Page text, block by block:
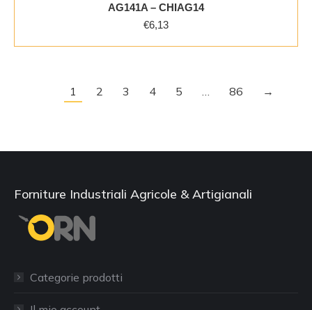
AG141A – CHIAG14
€6,13
1 2 3 4 5 … 86 →
Forniture Industriali Agricole & Artigianali
Categorie prodotti